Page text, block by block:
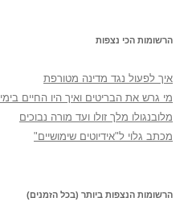
הרשומות הכי נצפות
איך לפעול נגד מדינה מטורפת
מי גרש את הבריטים ואיך היו החיים
מלובנגולו מלך זולו ועד מורה נבוכים
מכתב גלוי ל"אידיוטים שימושיים"
הרשומות הנצפות ביותר (בכל הזמנים)